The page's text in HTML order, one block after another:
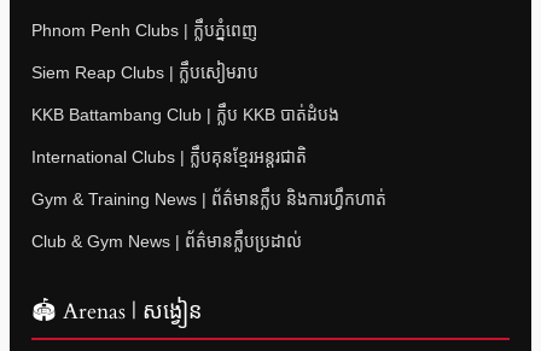
Phnom Penh Clubs | ក្លឹបភ្នំពេញ
Siem Reap Clubs | ក្លឹបសៀមរាប
KKB Battambang Club | ក្លឹប KKB បាត់ដំបង
International Clubs | ក្លឹបគុនខ្មែរអន្តរជាតិ
Gym & Training News | ព័ត៌មានក្លឹប និងការហ្វឹកហាត់
Club & Gym News | ព័ត៌មានក្លឹបប្រដាល់
🏟 Arenas | សង្វៀន